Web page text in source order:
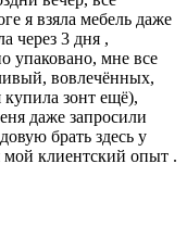
я взяла мебель даже
через 3 дня ,
упаковано, мне все
вовлечённых,
купила зонт ещё),
даже запросили
брать здесь у
клиентский опыт .